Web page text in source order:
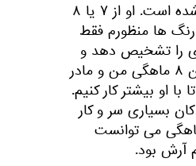
"آرش آمرزش" متولد سال ۹۱ است و به تازگی وارد ۵ سالگی شده است. او از ۷ یا ۸
ها منظورم فقط
را تشخیص دهد و
اشکال هندسی مانند ذوزنقه را کاملا می شناخت. از همان سن ۸ ماهگی من و مادر
او بیشتر کار کنیم.
بسیاری سر و کار
شروع به کار کردن با او کرد. او در همان سن ۸ ماهگی می توانست
آرش بود.